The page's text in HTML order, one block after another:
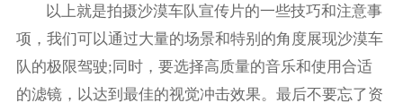
以上就是拍摄沙漠车队宣传片的一些技巧和注意事
项，我们可以通过大量的场景和特别的角度展现沙漠车
队的极限驾驶;同时，要选择高质量的音乐和使用合适
的滤镜，以达到最佳的视觉冲击效果。最后不要忘了资